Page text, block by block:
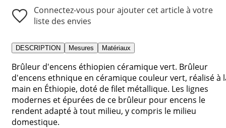
Connectez-vous pour ajouter cet article à votre
liste des envies
DESCRIPTION Mesures Matériaux
Brûleur d'encens éthiopien céramique vert. Brûleur
d'encens ethnique en céramique couleur vert, réalisé à
main en Éthiopie, doté de filet métallique. Les lignes
modernes et épurées de ce brûleur pour encens le
rendent adapté à tout milieu, y compris le milieu
domestique.